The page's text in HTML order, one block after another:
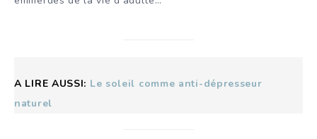
A LIRE AUSSI: Le soleil comme anti-dépresseur
naturel